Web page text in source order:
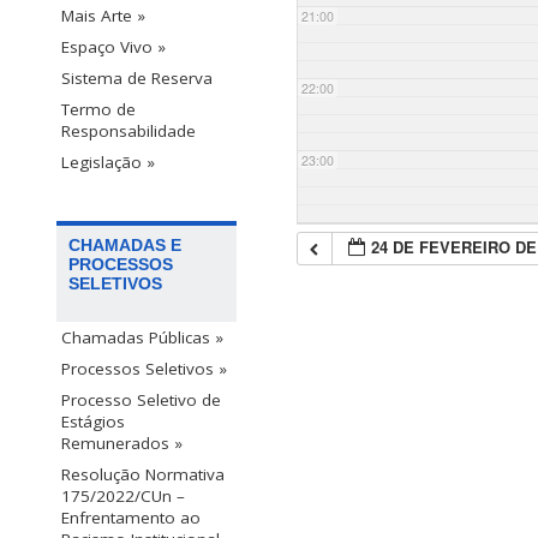
Mais Arte »
Espaço Vivo »
Sistema de Reserva
Termo de
Responsabilidade
Legislação »
CHAMADAS E
PROCESSOS
SELETIVOS
Chamadas Públicas »
Processos Seletivos »
Processo Seletivo de
Estágios
Remunerados »
Resolução Normativa
175/2022/CUn –
Enfrentamento ao
21:00
22:00
23:00
24 DE FEVEREIRO